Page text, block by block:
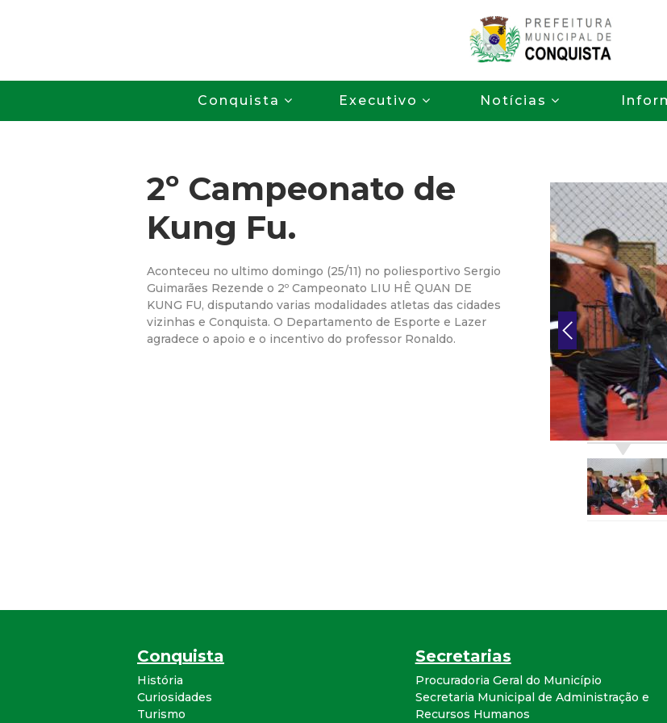
para
o
conteúdo
principal
P
r
f
i
t
u
i
p
Conquista Executivo Notícias
2º Campeonato de
Kung Fu.
Aconteceu no ultimo domingo (25/11) no poliesportivo Sergio
Guimarães Rezende o 2º Campeonato LIU HÊ QUAN DE
KUNG FU, disputando varias modalidades atletas das cidades
vizinhas e Conquista. O Departamento de Esporte e Lazer
agradece o apoio e o incentivo do professor Ronaldo.
Conquista
História
Curiosidades
Turismo
Secretarias
Procuradoria Geral do Município
Secretaria Municipal de Administração e
Recursos Humanos